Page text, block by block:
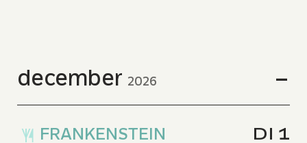
december 2026
DI 1
FRANKENSTEIN